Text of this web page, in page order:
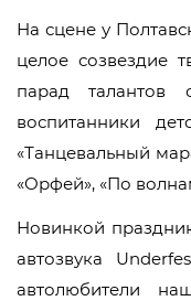
На сцене у
целое созвездие
парад талантов
воспитанники
«Танцевальный
«Орфей», «По
Новинкой
автозвука
автолюбители